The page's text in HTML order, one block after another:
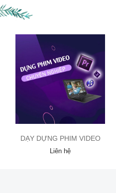
DẠY DỰNG PHIM VIDEO
Liên hệ